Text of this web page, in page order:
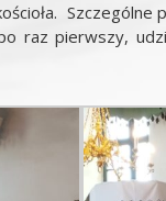
Szczególne
raz pierwszy,